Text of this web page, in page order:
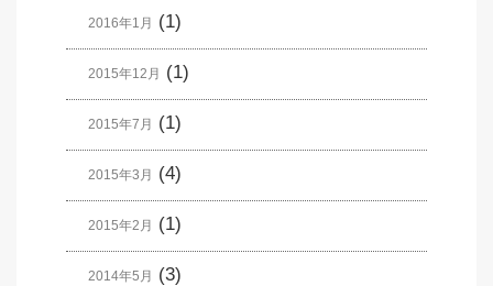
2016年1月 (1)
2015年12月 (1)
2015年7月 (1)
2015年3月 (4)
2015年2月 (1)
2014年5月 (3)